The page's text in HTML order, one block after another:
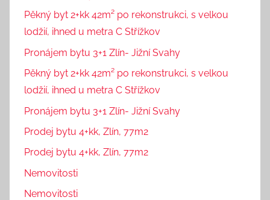
Pěkný byt 2+kk 42m² po rekonstrukci, s velkou
lodžií, ihned u metra C Střížkov
Pronájem bytu 3+1 Zlín- Jižní Svahy
Pěkný byt 2+kk 42m² po rekonstrukci, s velkou
lodžií, ihned u metra C Střížkov
Pronájem bytu 3+1 Zlín- Jižní Svahy
Prodej bytu 4+kk, Zlín, 77m2
Prodej bytu 4+kk, Zlín, 77m2
Nemovitosti
Nemovitosti